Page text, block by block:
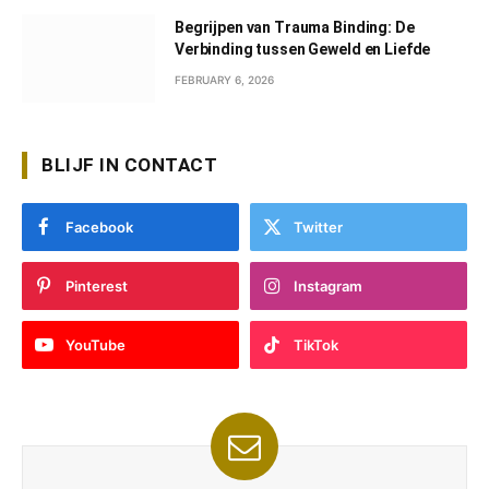
Begrijpen van Trauma Binding: De
Verbinding tussen Geweld en Liefde
FEBRUARY 6, 2026
BLIJF IN CONTACT
Facebook Twitter
Pinterest Instagram
YouTube TikTok